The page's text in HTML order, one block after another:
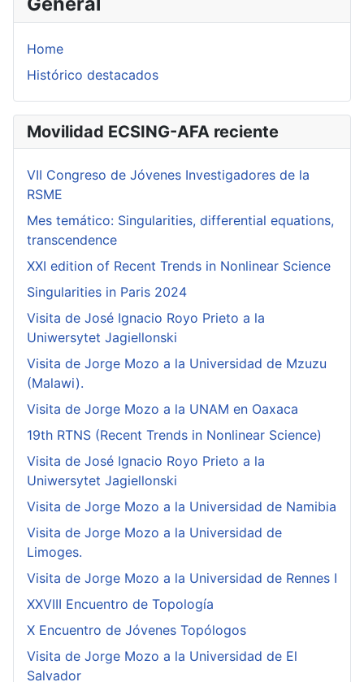
Home
Histórico destacados
Movilidad ECSING-AFA reciente
VII Congreso de Jóvenes Investigadores de la
RSME
Mes temático: Singularities, differential equations,
transcendence
XXI edition of Recent Trends in Nonlinear Science
Singularities in Paris 2024
Visita de José Ignacio Royo Prieto a la
Uniwersytet Jagiellonski
Visita de Jorge Mozo a la Universidad de Mzuzu
(Malawi).
Visita de Jorge Mozo a la UNAM en Oaxaca
19th RTNS (Recent Trends in Nonlinear Science)
Visita de José Ignacio Royo Prieto a la
Uniwersytet Jagiellonski
Visita de Jorge Mozo a la Universidad de Namibia
Visita de Jorge Mozo a la Universidad de
Limoges.
Visita de Jorge Mozo a la Universidad de Rennes I
XXVIII Encuentro de Topología
X Encuentro de Jóvenes Topólogos
Visita de Jorge Mozo a la Universidad de El
Salvador